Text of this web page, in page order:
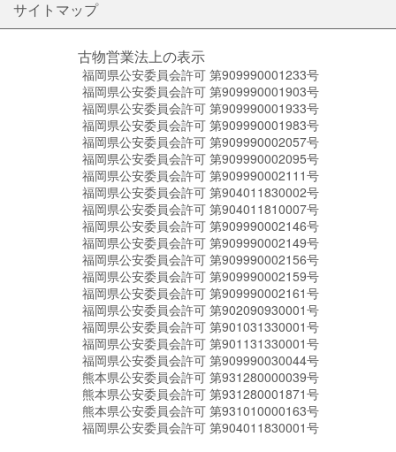
サイトマップ
古物営業法上の表示
福岡県公安委員会許可 第909990001233号
福岡県公安委員会許可 第909990001903号
福岡県公安委員会許可 第909990001933号
福岡県公安委員会許可 第909990001983号
福岡県公安委員会許可 第909990002057号
福岡県公安委員会許可 第909990002095号
福岡県公安委員会許可 第909990002111号
福岡県公安委員会許可 第904011830002号
福岡県公安委員会許可 第904011810007号
福岡県公安委員会許可 第909990002146号
福岡県公安委員会許可 第909990002149号
福岡県公安委員会許可 第909990002156号
福岡県公安委員会許可 第909990002159号
福岡県公安委員会許可 第909990002161号
福岡県公安委員会許可 第902090930001号
福岡県公安委員会許可 第901031330001号
福岡県公安委員会許可 第901131330001号
福岡県公安委員会許可 第909990030044号
熊本県公安委員会許可 第931280000039号
熊本県公安委員会許可 第931280001871号
熊本県公安委員会許可 第931010000163号
福岡県公安委員会許可 第904011830001号